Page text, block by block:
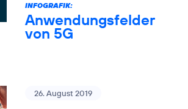
INFOGRAFIK:
Anwendungsfelder
von 5G
26. August 2019